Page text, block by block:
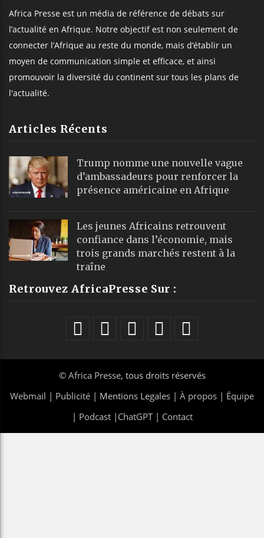
Africa Presse est un média de référence de débats sur
l’actualité en Afrique. Notre objectif est non seulement de
connecter l’Afrique au reste du monde, mais d’établir un
moyen de communication simple et efficace, et ainsi
promouvoir la diversité du continent sur tous les plans de
l'actualité.
Articles Récents
Trump nomme une nouvelle vague
d’ambassadeurs pour renforcer la
présence américaine en Afrique
Les jeunes Africains retrouvent
confiance dans l’économie, mais
trois grands marchés restent à la
traîne
Retrouvez AfricaPresse Sur :
© Africa Presse, tous droits réservés
Webmail | Publicité | Mentions Legales | À propos | Équipe
| Podcast| ChatGPT| Contact